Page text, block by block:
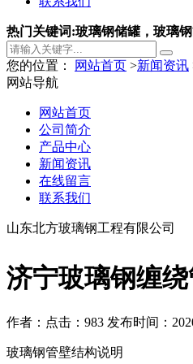
热门关键词:玻璃钢储罐，玻璃
您的位置： 网站首页 >新闻资讯
济宁玻璃钢缠
作者： 点击：983 发布时间：
玻璃钢管壁结构说明
网站导航
网站首页
公司简介
产品中心
新闻资讯
在线留言
联系我们
山东北方玻璃钢工程有限公司